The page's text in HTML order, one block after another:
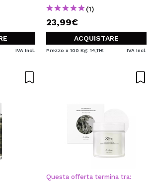
UN ACCOUNT
IVA Incl.
(1)
23,99€
ACQUISTARE
Prezzo x 100 Kg: 14,11€ IVA Incl.
Questa offerta termina tra: